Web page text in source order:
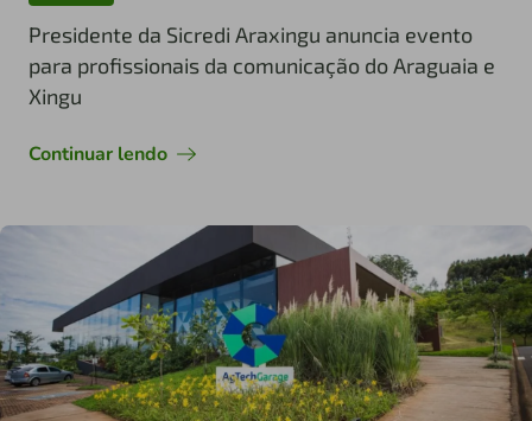
Presidente da Sicredi Araxingu anuncia evento
para profissionais da comunicação do Araguaia e
Xingu
Continuar lendo